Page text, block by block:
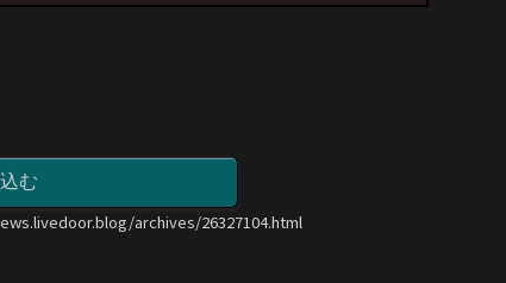
む
archives/26327104.html